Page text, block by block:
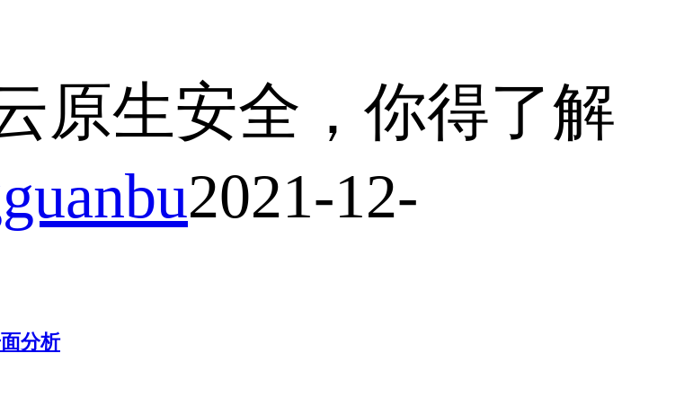
原生安全，你得了解
2021-12-
分析